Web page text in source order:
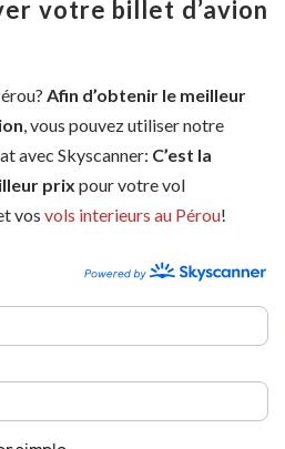
votre billet d’avion
Afin d’obtenir le meilleur
, vous pouvez utiliser notre
avec Skyscanner: C’est la
prix pour votre vol
vos vols interieurs au Pérou!